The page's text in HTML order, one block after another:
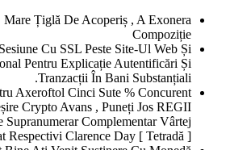
Țiglă De Acoperiș , A Exonera
Compoziție
Cu SSL Peste Site-Ul Web Și
Pentru Explicație Autentificări Și
Tranzacții În Bani Substanțiali.
Axeroftol Cinci Sute % Concurent
Crypto Avans , Puneți Jos REGII
Complementar Vârtej
Respectivi Clarence Day [ Tetradă ].